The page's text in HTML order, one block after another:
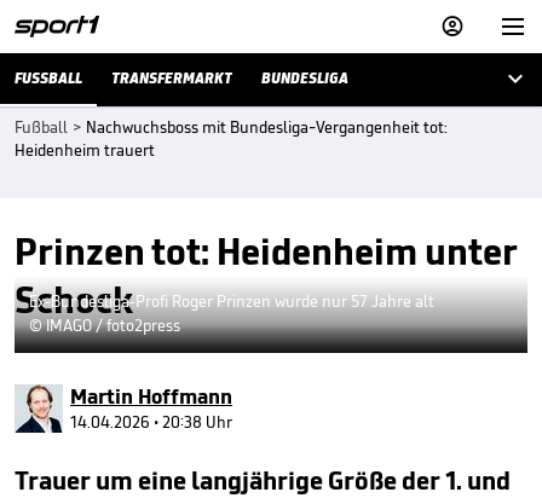


FUSSBALL TRANSFERMARKT BUNDESLIGA 
Fußball > Nachwuchsboss mit Bundesliga-Vergangenheit tot:
Heidenheim trauert
Prinzen tot: Heidenheim unter
Schock
Ex-Bundesliga-Profi Roger Prinzen wurde nur 57 Jahre alt
© IMAGO / foto2press
Martin Hoffmann
14.04.2026 • 20:38 Uhr
Trauer um eine langjährige Größe der 1. und